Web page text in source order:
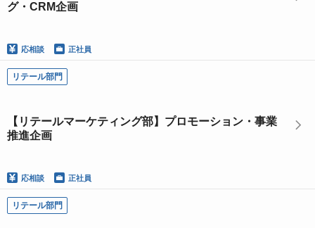
グ・CRM企画
応相談 正社員
リテール部門
【リテールマーケティング部】プロモーション・事業
推進企画
応相談 正社員
リテール部門